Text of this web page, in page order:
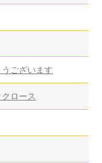
ございます
ロース